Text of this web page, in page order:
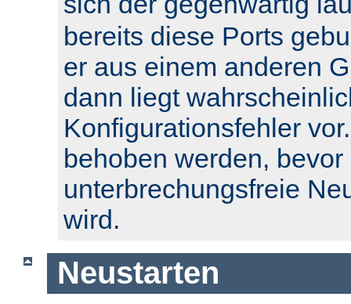
bereits diese Ports
er aus einem anderen
dann liegt
Konfigurationsfehler
behoben werden, bevor
unterbrechungsfreie
wird.
Neustarten